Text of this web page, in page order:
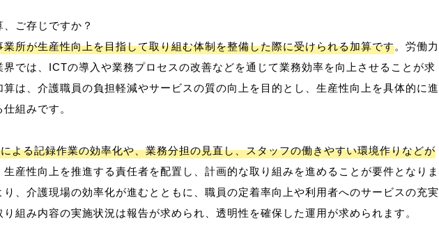
ご存じですか？
業所が生産性向上を目指して取り組む体制を整備した際に受けられる加算です。労働力
では、ICTの導入や業務プロセスの改善などを通じて業務効率を向上させることが求
は、介護職員の負担軽減やサービスの質の向上を目的とし、生産性向上を具体的に進
組みです。
よる記録作業の効率化や、業務分担の見直し、スタッフの働きやすい環境作りなどが
生産性向上を推進する責任者を配置し、計画的な取り組みを進めることが要件となりま
、介護現場の効率化が進むとともに、職員の定着率向上や利用者へのサービスの充実